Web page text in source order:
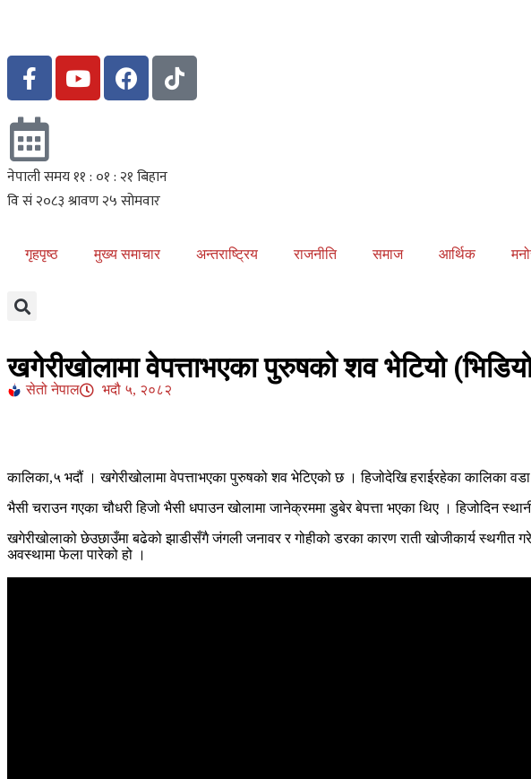
गृहपृष्ठ मुख्य समाचार अन्तराष्ट्रिय राजनीति समाज आर्थिक
खगेरीखोलामा वेपत्ताभएका पुरुषको शव भेटियो
सेतो नेपाल भदौ ५, २०८२
कालिका,५ भदौं । खगेरीखोलामा वेपत्ताभएका पुरुषको शव भेटिएको छ । हिजोदेखि हराईरहेका कालिका
भैसी चराउन गएका चौधरी हिजो भैसी धपाउन खोलामा जानेक्रममा डुबेर बेपत्ता भएका थिए । हिजोदिन
खगेरीखोलाको छेउछाउँमा बढेको झाडीसँगै जंगली जनावर र गोहीको डरका कारण राती खोजीकार्य
अवस्थामा फेला पारेको हो ।